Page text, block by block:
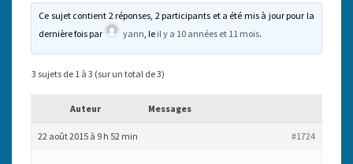
Ce sujet contient 2 réponses, 2 participants et a été mis à jour pour la
dernière fois par
yann , le il y a 10 années et 11 mois.
3 sujets de 1 à 3 (sur un total de 3)
Auteur Messages
22 août 2015 à 9 h 52 min #1724